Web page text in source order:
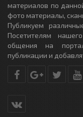
материалов по
фото материалы,
Публикуем
Посетителям
общения на
публикации и